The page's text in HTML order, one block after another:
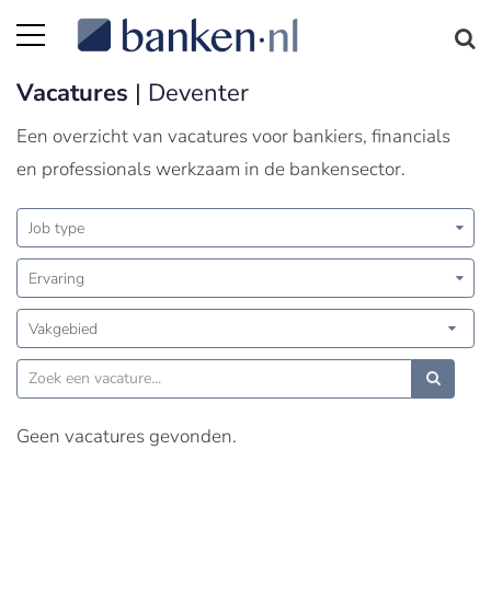
Vacatures | Deventer
Een overzicht van vacatures voor bankiers, financials
en professionals werkzaam in de bankensector.
Job type
Ervaring
Vakgebied
Geen vacatures gevonden.